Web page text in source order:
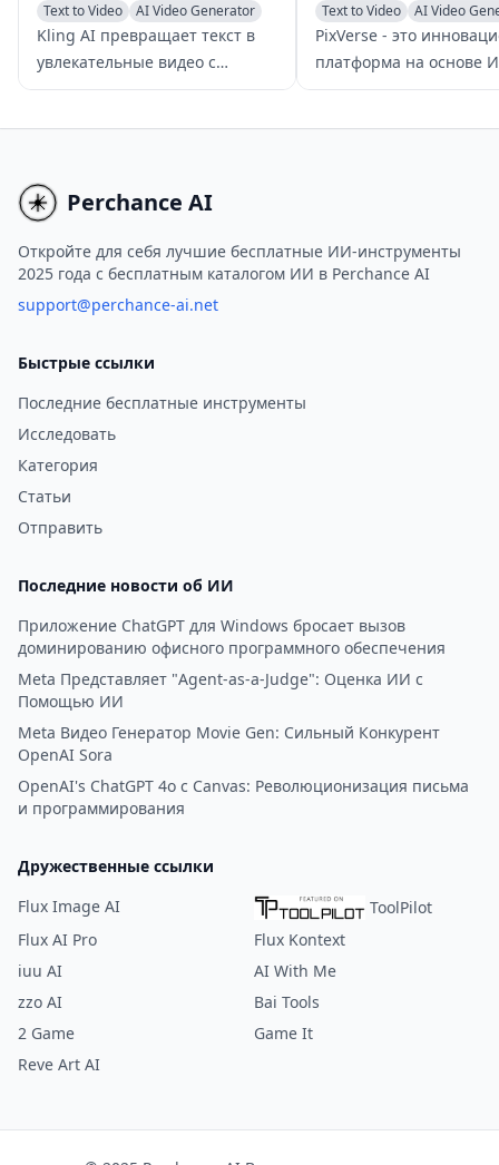
Text to Video
AI Video Generator
AI Video Editing
Kling AI превращает текст в
увлекательные видео с
помощью передовых 3D-
создания мультимедийного
контента.
Text to Video
AI Video
Image to Video
PixVerse - это
платформа на основе
которая позволяет
данных персонажей.
Perchance AI
Откройте для себя лучшие бесплатные ИИ-инструменты
2025 года с бесплатным каталогом ИИ в Perchance AI
support@perchance-ai.net
Быстрые ссылки
Последние бесплатные инструменты
Исследовать
Категория
Статьи
Отправить
Последние новости об ИИ
Приложение ChatGPT для Windows бросает вызов
доминированию офисного программного обеспечения
Meta Представляет "Agent-as-a-Judge": Оценка ИИ с
Помощью ИИ
Meta Видео Генератор Movie Gen: Сильный Конкурент
OpenAI Sora
OpenAI's ChatGPT 4o с Canvas: Революционизация письма
и программирования
Дружественные ссылки
Flux Image AI
ToolPilot
Flux AI Pro
Flux Kontext
iuu AI
AI With Me
zzo AI
Bai Tools
2 Game
Game It
Reve Art AI